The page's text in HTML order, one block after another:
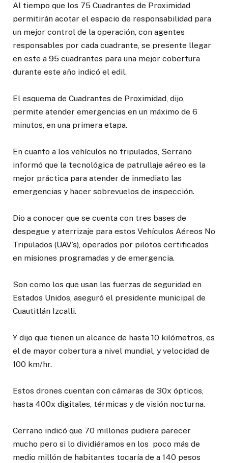
Al tiempo que los 75 Cuadrantes de Proximidad
permitirán acotar el espacio de responsabilidad para
un mejor control de la operación, con agentes
responsables por cada cuadrante, se presente llegar
en este a 95 cuadrantes para una mejor cobertura
durante este año indicó el edil.
El esquema de Cuadrantes de Proximidad, dijo,
permite atender emergencias en un máximo de 6
minutos, en una primera etapa.
En cuanto a los vehículos no tripulados, Serrano
informó que la tecnológica de patrullaje aéreo es la
mejor práctica para atender de inmediato las
emergencias y hacer sobrevuelos de inspección.
Dio a conocer que se cuenta con tres bases de
despegue y aterrizaje para estos Vehículos Aéreos No
Tripulados (UAV’s), operados por pilotos certificados
en misiones programadas y de emergencia.
Son como los que usan las fuerzas de seguridad en
Estados Unidos, aseguró el presidente municipal de
Cuautitlán Izcalli.
Y dijo que tienen un alcance de hasta 10 kilómetros, es
el de mayor cobertura a nivel mundial, y velocidad de
100 km/hr.
Estos drones cuentan con cámaras de 30x ópticos,
hasta 400x digitales, térmicas y de visión nocturna.
Cerrano indicó que 70 millones pudiera parecer
mucho pero si lo dividiéramos en los poco más de
medio millón de habitantes tocaría de a 140 pesos